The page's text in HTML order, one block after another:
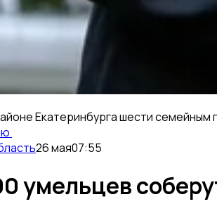
Екатеринбурга шести
26 мая07:55
умельцев